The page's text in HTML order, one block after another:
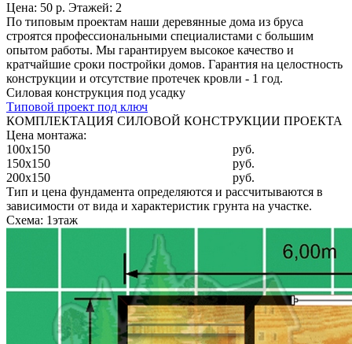
Цена: 50 р. Этажей: 2
По типовым проектам наши деревянные дома из бруса
строятся профессиональными специалистами с большим
опытом работы. Мы гарантируем высокое качество и
кратчайшие сроки постройки домов. Гарантия на целостность
конструкции и отсутствие протечек кровли - 1 год.
Силовая конструкция под усадку
Типовой проект под ключ
КОМПЛЕКТАЦИЯ СИЛОВОЙ КОНСТРУКЦИИ ПРОЕКТА
Цена монтажа:
100x150
руб.
150x150
руб.
200x150
руб.
Тип и цена фундамента определяются и рассчитываются в
зависимости от вида и характеристик грунта на участке.
Схема: 1этаж